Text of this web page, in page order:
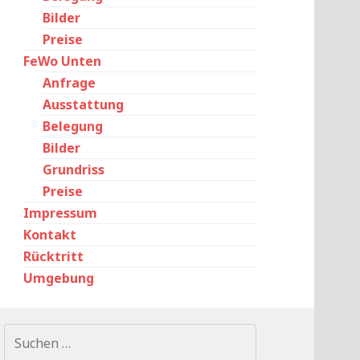
Bilder
Preise
FeWo Unten
Anfrage
Ausstattung
Belegung
Bilder
Grundriss
Preise
Impressum
Kontakt
Rücktritt
Umgebung
nach: